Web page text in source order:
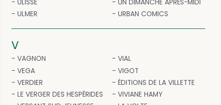
ULISSE
ULMER
UN DIMANCHE APRÈS-MIDI
URBAN COMICS
V
VAGNON
VEGA
VERDIER
LE VERGER DES HESPÉRIDES
VIAL
VIGOT
ÉDITIONS DE LA VILLETTE
VIVIANE HAMY